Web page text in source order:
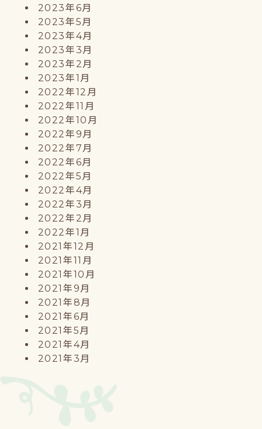
2023年6月
2023年5月
2023年4月
2023年3月
2023年2月
2023年1月
2022年12月
2022年11月
2022年10月
2022年9月
2022年7月
2022年6月
2022年5月
2022年4月
2022年3月
2022年2月
2022年1月
2021年12月
2021年11月
2021年10月
2021年9月
2021年8月
2021年6月
2021年5月
2021年4月
2021年3月